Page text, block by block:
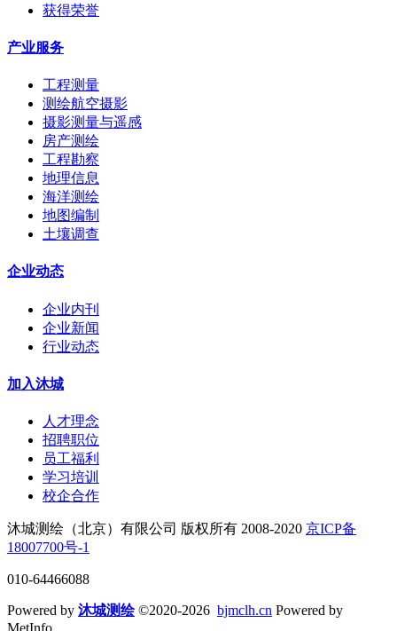
获得荣誉
产业服务
工程测量
测绘航空摄影
摄影测量与遥感
房产测绘
工程勘察
地理信息
海洋测绘
地图编制
土壤调查
企业动态
企业内刊
企业新闻
行业动态
加入沐城
人才理念
招聘职位
员工福利
学习培训
校企合作
沐城测绘（北京）有限公司 版权所有 2008-2020 京ICP备
18007700号-1
010-64466088
Powered by 沐城测绘 ©2020-2026 bjmclh.cn Powered by